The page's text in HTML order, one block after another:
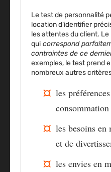
Letest de personnalité
location d’identifier
les attentes du client.
qui correspond
contraintes de ce
exemples, le test prend
nombreux autres
les
les besoins
et de
les envies en